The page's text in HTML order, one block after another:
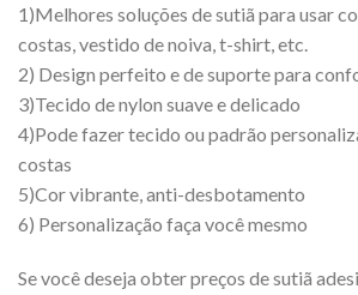
1)Melhores soluções de sutiã para usar
costas, vestido de noiva, t-shirt, etc.
2) Design perfeito e de suporte para
3)Tecido de nylon suave e delicado
4)Pode fazer tecido ou padrão
costas
5)Cor vibrante, anti-desbotamento
6) Personalização faça você mesmo
Se você deseja obter preços de sutiã